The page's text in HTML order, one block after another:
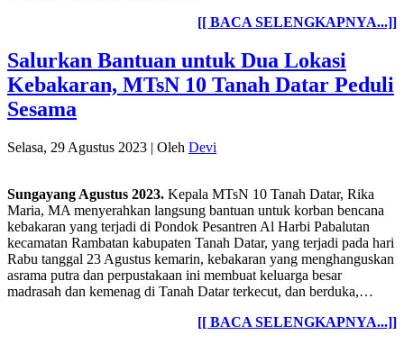
[[ BACA SELENGKAPNYA...]]
Salurkan Bantuan untuk Dua Lokasi
Kebakaran, MTsN 10 Tanah Datar Peduli
Sesama
Selasa, 29 Agustus 2023 | Oleh Devi
Sungayang Agustus 2023. Kepala MTsN 10 Tanah Datar, Rika
Maria, MA menyerahkan langsung bantuan untuk korban bencana
kebakaran yang terjadi di Pondok Pesantren Al Harbi Pabalutan
kecamatan Rambatan kabupaten Tanah Datar, yang terjadi pada hari
Rabu tanggal 23 Agustus kemarin, kebakaran yang menghanguskan
asrama putra dan perpustakaan ini membuat keluarga besar
madrasah dan kemenag di Tanah Datar terkecut, dan berduka,…
[[ BACA SELENGKAPNYA...]]